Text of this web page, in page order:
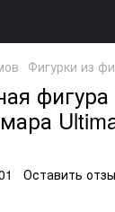
Фигурки из
Оставить